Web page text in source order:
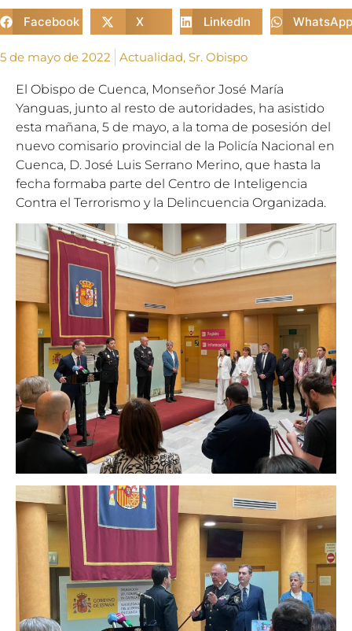
Facebook X LinkedIn WhatsApp
5 de mayo de 2022 Actualidad, Sr. Obispo
El Obispo de Cuenca, Monseñor José María
Yanguas, junto al resto de autoridades, ha asistido
esta mañana, 5 de mayo, a la toma de posesión del
nuevo comisario provincial de la Policía Nacional en
Cuenca, D. José Luis Serrano Merino, que hasta la
fecha formaba parte del Centro de Inteligencia
Contra el Terrorismo y la Delincuencia Organizada.